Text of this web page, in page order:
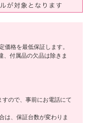
価格を最低保証します。
付属品の欠品は除きま
ので、事前にお電話にて
は、保証台数が変わりま